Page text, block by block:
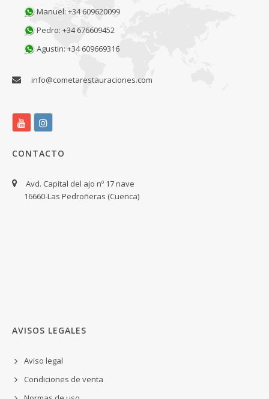
Manuel: +34 609620099
Pedro: +34 676609452
Agustin: +34 609669316
info@cometarestauraciones.com
CONTACTO
Avd. Capital del ajo nº 17 nave
16660-Las Pedroñeras (Cuenca)
AVISOS LEGALES
Aviso legal
Condiciones de venta